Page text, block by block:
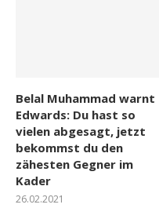
Belal Muhammad warnt
Edwards: Du hast so
vielen abgesagt, jetzt
bekommst du den
zähesten Gegner im
Kader
26.02.2021